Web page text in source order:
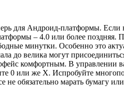
для Андроид-платформы. Если
– 4.0 или более поздняя.
минутки. Особенно это
до велика могут
комфортным. В управлении
0 или же Х. Испробуйте
обязательно марать бумагу